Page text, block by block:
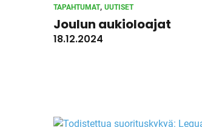
TAPAHTUMAT, UUTISET
Joulun aukioloajat
18.12.2024